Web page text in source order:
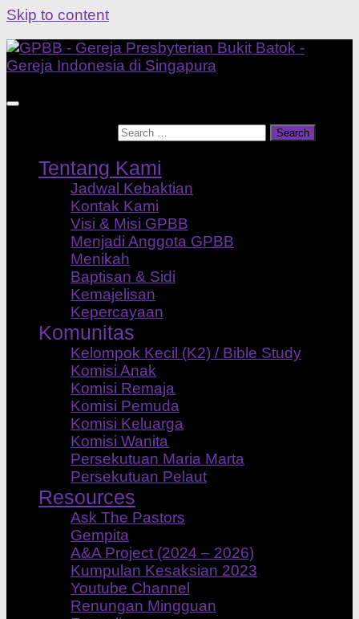
Skip to content
Tentang Kami
Jadwal Kebaktian
Kontak Kami
Visi & Misi GPBB
Menjadi Anggota GPBB
Menikah
Baptisan & Sidi
Kemajelisan
Kepercayaan
Komunitas
Kelompok Kecil (K2) / Bible Study
Komisi Anak
Komisi Remaja
Komisi Pemuda
Komisi Keluarga
Komisi Wanita
Persekutuan Maria Marta
Persekutuan Pelaut
Resources
Ask The Pastors
Gempita
A&A Project (2024 – 2026)
Kumpulan Kesaksian 2023
Youtube Channel
Renungan Mingguan